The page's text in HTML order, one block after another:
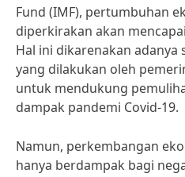
Fund (IMF), pertumbuhan
diperkirakan akan
Hal ini dikarenakan adanya
yang dilakukan oleh
untuk mendukung
dampak pandemi Covid-19.
Namun, perkembangan
hanya berdampak bagi